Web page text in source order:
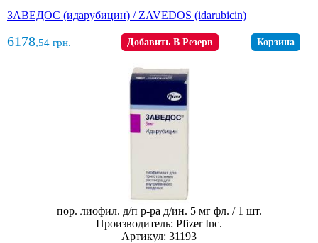
ЗАВЕДОС (идарубицин) / ZAVEDOS (idarubicin)
6178,54 грн. Добавить В Резерв Корзина
пор. лиофил. д/п р-ра д/ин. 5 мг фл. / 1 шт.
Производитель: Pfizer Inc.
Артикул: 31193